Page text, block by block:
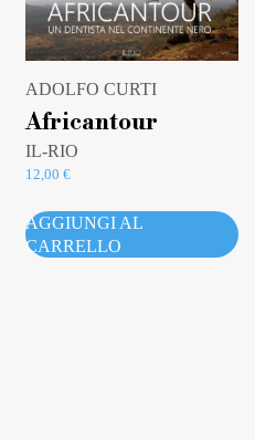
ADOLFO CURTI
Africantour
IL-RIO
12,00 €
AGGIUNGI AL
CARRELLO